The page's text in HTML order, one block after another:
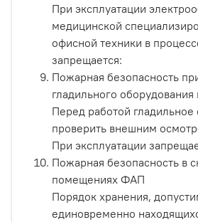
При эксплуатации
медицинской
офисной техники в
запрещается:
Пожарная безопасность
гладильного
Перед работой гладильное
проверить внешним
При эксплуатации
Пожарная безопасность в
помещениях ФАП
Порядок хранения,
единовременно